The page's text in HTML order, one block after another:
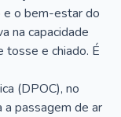
e o bem-estar do
na capacidade
tosse e chiado. É
(DPOC), no
a passagem de ar